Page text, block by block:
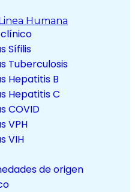
Humana
Sífilis
Tuberculosis
Hepatitis B
Hepatitis C
COVID
VPH
VIH
de origen